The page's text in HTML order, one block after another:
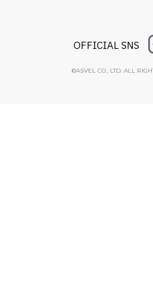
OFFICIAL SNS
©ASVEL CO., LTD. ALL